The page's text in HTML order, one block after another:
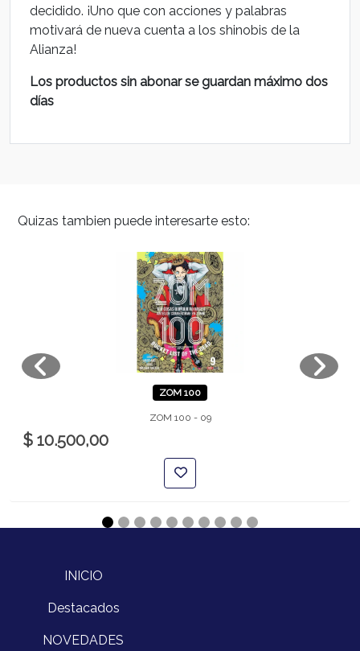
decidido. ¡Uno que con acciones y palabras
motivará de nueva cuenta a los shinobis de la
Alianza!
Los productos sin abonar se guardan máximo dos
días
Quizas tambien puede interesarte esto:
ZOM 100
ZOM 100 - 09
$ 10.500,00
INICIO
Destacados
NOVEDADES